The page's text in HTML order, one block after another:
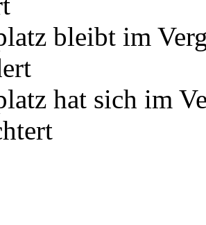
bleibt im
hat sich im